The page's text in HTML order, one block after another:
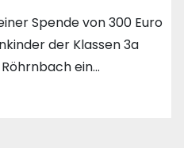
Spende von 300 Euro
der Klassen 3a
ein…